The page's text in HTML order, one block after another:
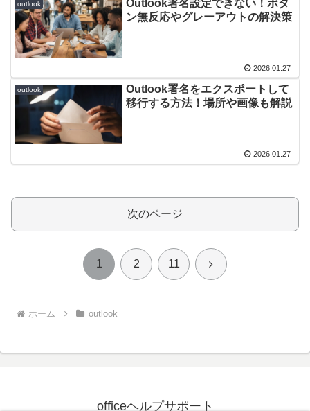
outlook
Outlook署名設定できない！ボタ
ン無反応やグレーアウトの解決策
2026.01.27
outlook
Outlook署名をエクスポートして
移行する方法！場所や画像も解説
2026.01.27
次のページ
1 2 11 次
ホーム outlook
officeヘルプサポート